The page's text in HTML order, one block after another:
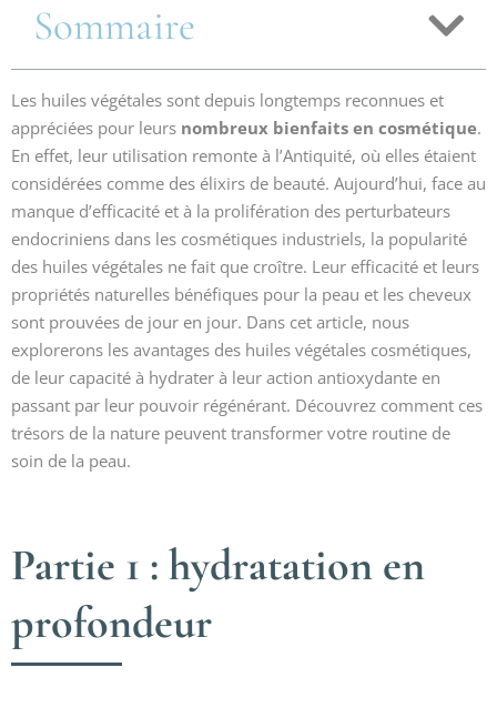
Sommaire
Les huiles végétales sont depuis longtemps reconnues et
appréciées pour leurs nombreux bienfaits en cosmétique.
En effet, leur utilisation remonte à l’Antiquité, où elles étaient
considérées comme des élixirs de beauté. Aujourd’hui, face au
manque d’efficacité et à la prolifération des perturbateurs
endocriniens dans les cosmétiques industriels, la popularité
des huiles végétales ne fait que croître. Leur efficacité et leurs
propriétés naturelles bénéfiques pour la peau et les cheveux
sont prouvées de jour en jour. Dans cet article, nous
explorerons les avantages des huiles végétales cosmétiques,
de leur capacité à hydrater à leur action antioxydante en
passant par leur pouvoir régénérant. Découvrez comment ces
trésors de la nature peuvent transformer votre routine de
soin de la peau.
Partie 1 : hydratation en
profondeur